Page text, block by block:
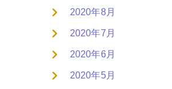
2020年8月
2020年7月
2020年6月
2020年5月